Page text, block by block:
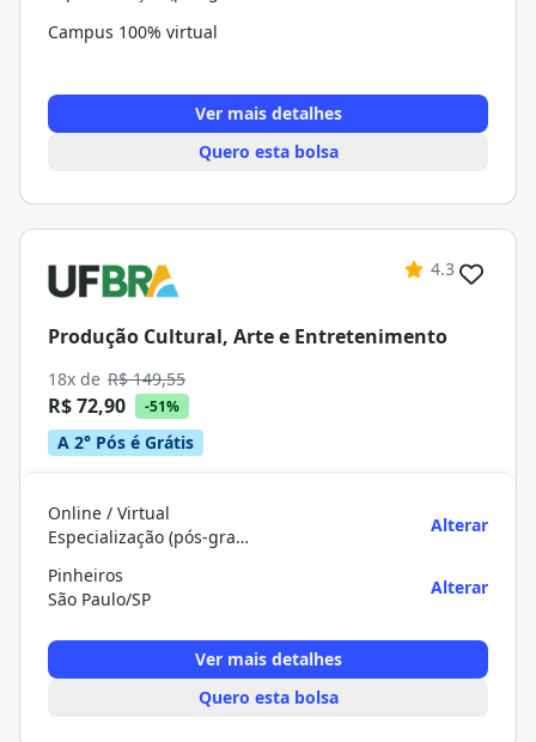
Campus 100% virtual
Ver mais detalhes
Quero esta bolsa
4.3
Produção Cultural, Arte e Entretenimento
18x de R$ 149,55
R$ 72,90 -51%
A 2° Pós é Grátis
Online / Virtual
Especialização (pós-graduação)
Alterar
Pinheiros
São Paulo/SP
Alterar
Ver mais detalhes
Quero esta bolsa